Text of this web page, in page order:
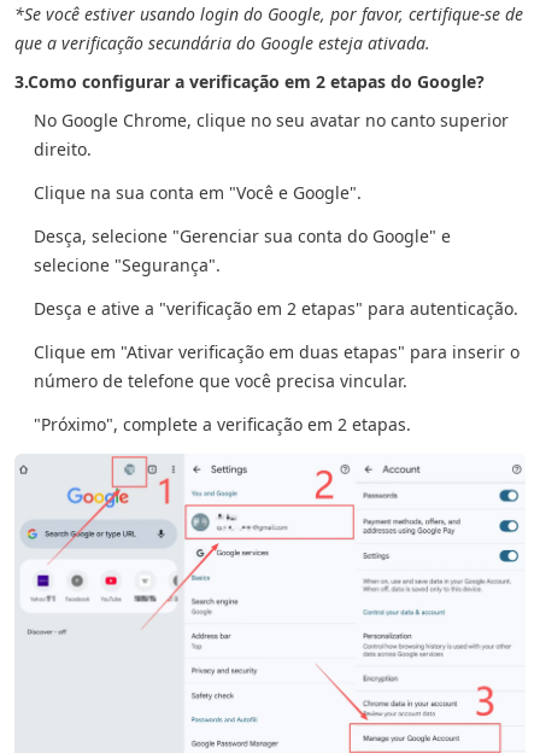
*Se você estiver usando login do Google, por favor, certifique-se de
que a verificação secundária do Google esteja ativada.
3.Como configurar a verificação em 2 etapas do Google?
No Google Chrome, clique no seu avatar no canto superior
direito.
Clique na sua conta em "Você e Google".
Desça, selecione "Gerenciar sua conta do Google" e
selecione "Segurança".
Desça e ative a "verificação em 2 etapas" para autenticação.
Clique em "Ativar verificação em duas etapas" para inserir o
número de telefone que você precisa vincular.
"Próximo", complete a verificação em 2 etapas.